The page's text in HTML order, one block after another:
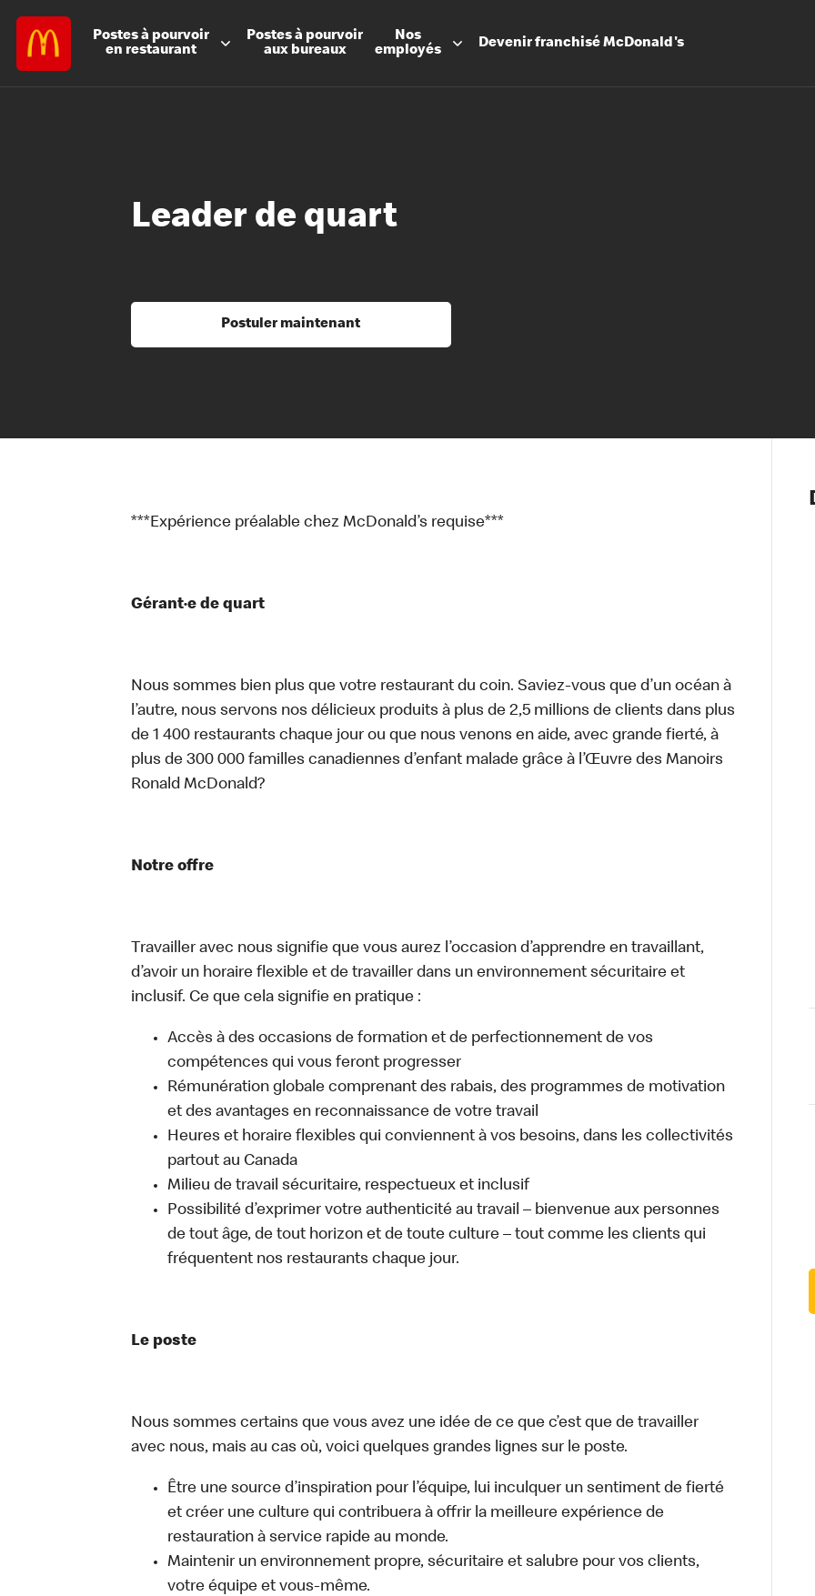
Postes à pourvoir
en restaurant
Postes à pourvoir
aux bureaux
Nos
employés
DevenirfranchiséMcDonald's
Les
Notre
Nos
Santé et
Leader de quart
Postuler maintenant
***Expérience préalable chez McDonald’s requise***
Gérant·e de quart
Nous sommes bien plus que votre restaurant du coin. Saviez-vous que d’un océan à
l’autre, nous servons nos délicieux produits à plus de 2,5 millions de clients dans plus
de 1 400 restaurants chaque jour ou que nous venons en aide, avec grande fierté, à
plus de 300 000 familles canadiennes d’enfant malade grâce à l’Œuvre des Manoirs
Ronald McDonald?
Notre offre
Travailler avec nous signifie que vous aurez l’occasion d’apprendre en travaillant,
d’avoir un horaire flexible et de travailler dans un environnement sécuritaire et
inclusif. Ce que cela signifie en pratique :
Accès à des occasions de formation et de perfectionnement de vos
compétences qui vous feront progresser
Rémunération globale comprenant des rabais, des programmes de motivation
et des avantages en reconnaissance de votre travail
Heures et horaire flexibles qui conviennent à vos besoins, dans les collectivités
partout au Canada
Milieu de travail sécuritaire, respectueux et inclusif
Possibilité d’exprimer votre authenticité au travail – bienvenue aux personnes
de tout âge, de tout horizon et de toute culture – tout comme les clients qui
fréquentent nos restaurants chaque jour.
Le poste
Nous sommes certains que vous avez une idée de ce que c’est que de travailler
avec nous, mais au cas où, voici quelques grandes lignes sur le poste.
Être une source d’inspiration pour l’équipe, lui inculquer un sentiment de fierté
et créer une culture qui contribuera à offrir la meilleure expérience de
restauration à service rapide au monde.
Maintenir un environnement propre, sécuritaire et salubre pour vos clients,
votre équipe et vous-même.